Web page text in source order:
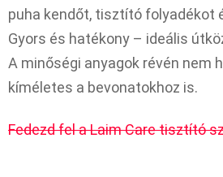
puha kendőt, tisztító folyadékot
Gyors és hatékony – ideális
A minőségi anyagok révén nem
kíméletes a bevonatokhoz is.
Fedezd fel a Laim Care tisztító